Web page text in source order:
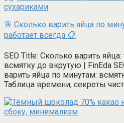
🎯 Сколько варить яйца по
работает всегда 📋
SEO Title: Сколько варить
всмятку до вкрутую | FinEda
варить яйца по минутам:
Таблица времени, секреты